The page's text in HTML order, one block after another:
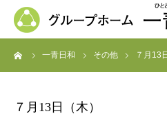
一青日和 その他 ７月13
７月13日（木）
ホーム